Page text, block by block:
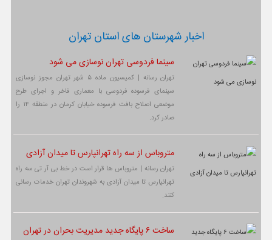
اخبار شهرستان های استان تهران
سینما فردوسی تهران نوسازی می شود
تهران رسانه | کمیسیون ماده ۵ شهر تهران مجوز نوسازی
سینمای فرسوده فردوسی با معماری فاخر و اجرای طرح
موضعی اصلاح بافت فرسوده خیابان کرمان در منطقه ۱۴ را
صادر کرد.
متروباس از سه راه تهرانپارس تا میدان آزادی
تهران رسانه | متروباس ها قرار است در خط بی آر تی سه راه
تهرانپارس تا میدان آزادی به شهروندان تهران خدمات رسانی
کنند.
ساخت ۶ پایگاه جدید مدیریت بحران در تهران